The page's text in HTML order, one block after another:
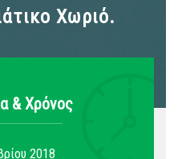
Χωριό.
& Xρόνος
2018